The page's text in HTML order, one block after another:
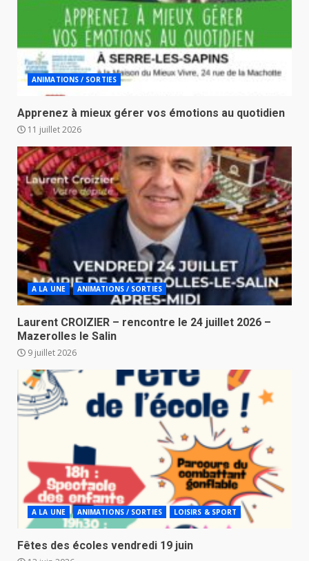
ANIMATIONS / SORTIES
Apprenez à mieux gérer vos émotions au quotidien
11 juillet 2026
A LA UNE ANIMATIONS / SORTIES
Laurent CROIZIER – rencontre le 24 juillet 2026 –
Mazerolles le Salin
9 juillet 2026
A LA UNE ANIMATIONS / SORTIES LOISIRS & SPORT
Fêtes des écoles vendredi 19 juin